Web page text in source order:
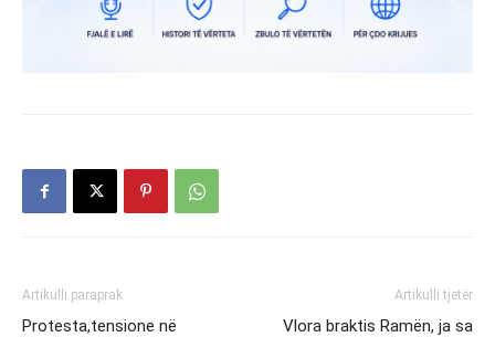
Artikulli paraprak
Protesta,tensione në
Artikulli tjetër
Vlora braktis Ramën, ja sa